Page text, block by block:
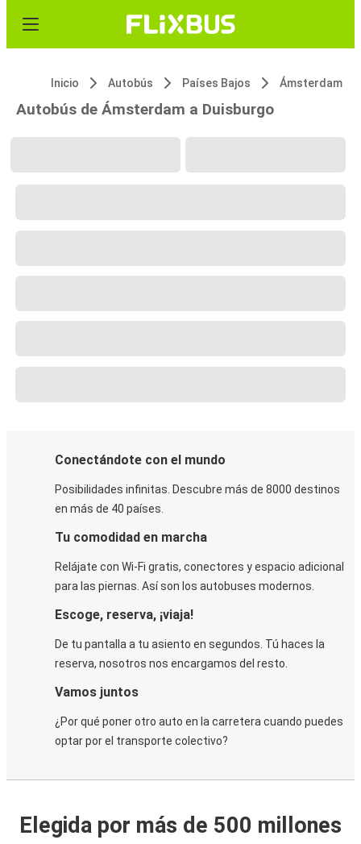
Inicio Autobús Países Bajos Ámsterdam
Autobús de Ámsterdam a Duisburgo
Conectándote con el mundo
Posibilidades infinitas. Descubre más de 8000 destinos
en más de 40 países.
Tu comodidad en marcha
Relájate con Wi-Fi gratis, conectores y espacio adicional
para las piernas. Así son los autobuses modernos.
Escoge, reserva, ¡viaja!
De tu pantalla a tu asiento en segundos. Tú haces la
reserva, nosotros nos encargamos del resto.
Vamos juntos
¿Por qué poner otro auto en la carretera cuando puedes
optar por el transporte colectivo?
Elegida por más de 500 millones